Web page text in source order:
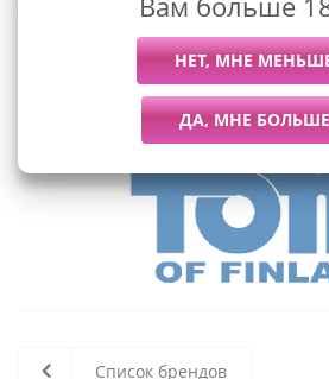
К сожалению,
В данный момент
товаров
Список брендов